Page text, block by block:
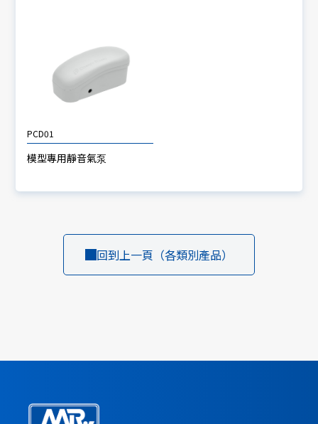
PCD01
模型專用靜音氣泵
回到上一頁（各類別產品）